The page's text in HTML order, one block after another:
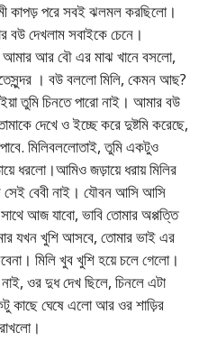
কাপড় পরে সবই ঝলমল করছিলো।
সবাইকে চেনে।
আর বৌ এর মাঝ খানে বসলো,
। বউ বললো মিলি, কেমন আছ?
তুমি চিনতে পারো নাই। আমার বউ
দেখে ও ইচ্ছে করে দুষ্টমি করেছে,
মিলিবললোতাই, তুমি একটুও
ধরলো।আমিও জড়ায়ে ধরায় মিলির
বেবী নাই। যৌবন আসি আসি
আজ যাবো, ভাবি তোমার অপ্পত্তি
যখন খুশি আসবে, তোমার ভাই এর
মিলি খুব খুশি হয়ে চলে গেলো।
ওর দুধ দেখ ছিলে, চিনলে এটা
কাছে ঘেষে এলো আর ওর শাড়ির